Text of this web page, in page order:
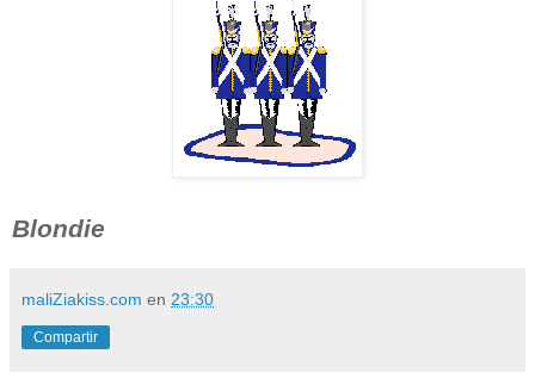
Blondie
maliZiakiss.com en 23:30
Compartir